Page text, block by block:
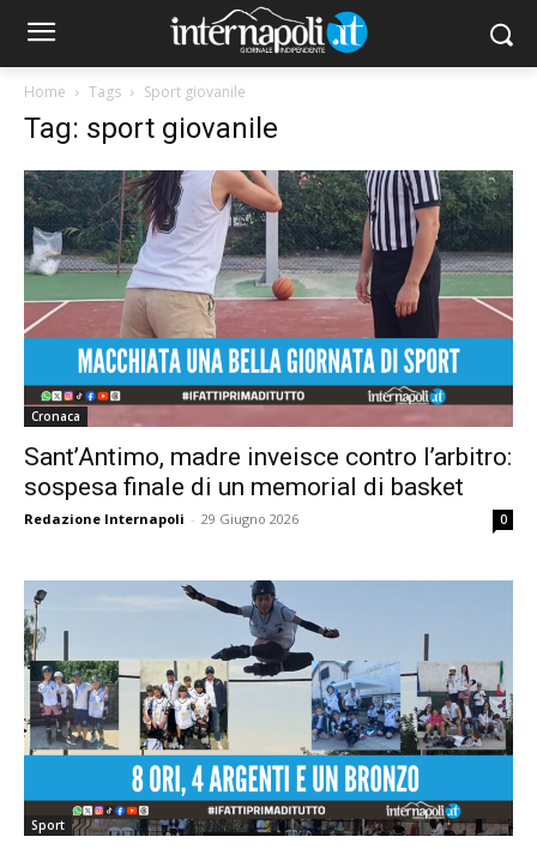
Home Tags Sport giovanile
Tag: sport giovanile
Cronaca
Sant’Antimo, madre inveisce contro l’arbitro:
sospesa finale di un memorial di basket
Redazione Internapoli - 29 Giugno 2026 0
Sport